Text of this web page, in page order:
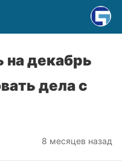
на декабрь
дела с
8 месяцев назад